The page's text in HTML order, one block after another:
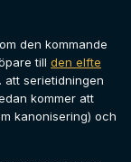
den kommande
till den elfte
att serietidningen
kommer att
kanonisering) och